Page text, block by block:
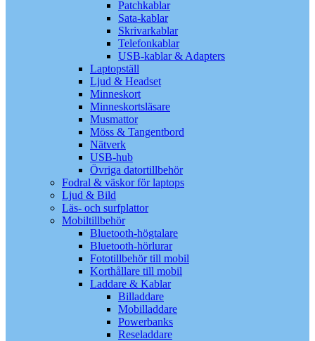
Patchkablar
Sata-kablar
Skrivarkablar
Telefonkablar
USB-kablar & Adapters
Laptopställ
Ljud & Headset
Minneskort
Minneskortsläsare
Musmattor
Möss & Tangentbord
Nätverk
USB-hub
Övriga datortillbehör
Fodral & väskor för laptops
Ljud & Bild
Läs- och surfplattor
Mobiltillbehör
Bluetooth-högtalare
Bluetooth-hörlurar
Fototillbehör till mobil
Korthållare till mobil
Laddare & Kablar
Billaddare
Mobilladdare
Powerbanks
Reseladdare